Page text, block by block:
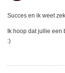
Succes en ik weet
Ik hoop dat jullie
:)